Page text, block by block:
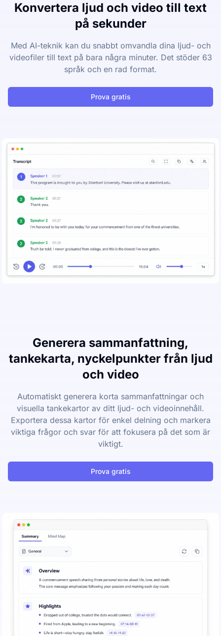
Konvertera ljud och video till text
på sekunder
Med AI-teknik kan du snabbt omvandla dina ljud- och
videofiler till text på bara några minuter. Det stöder 63
språk och en rad format.
Prova gratis
Generera sammanfattning,
tankekarta, nyckelpunkter från ljud
och video
Automatiskt generera korta sammanfattningar och
visuella tankekartor av ditt ljud- och videoinnehåll.
Exportera dessa kartor för enkel delning och markera
viktiga frågor och svar för att fokusera på det som är
viktigt.
Prova gratis